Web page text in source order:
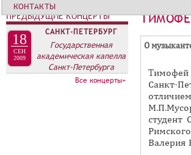
Г
О
Санкт-
студент
Валерия
КОНТАКТЫ
ПРЕДЫДУЩИЕ КОНЦЕРТЫ
18
СЕН
2009
САНКТ-ПЕТЕРБУРГ
Государственная
академическая капелла
Санкт-Петербурга
Все концерты»